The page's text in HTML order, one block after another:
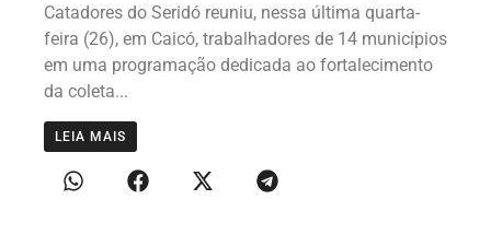
Catadores do Seridó reuniu, nessa última quarta-
feira (26), em Caicó, trabalhadores de 14 municípios
em uma programação dedicada ao fortalecimento
da coleta...
LEIA MAIS